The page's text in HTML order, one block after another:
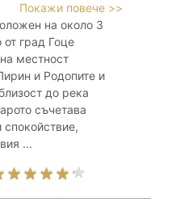
Покажи повече >>
на около 3
от град Гоце
местност
и Родопите и
до река
съчетава
...